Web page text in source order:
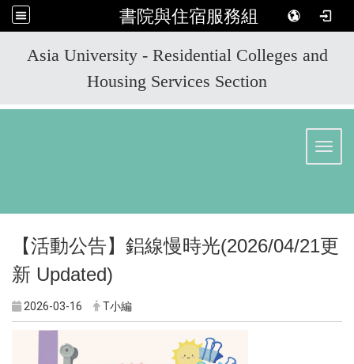
書院與住宿服務組
Asia University - Residential Colleges and
Housing Services Section
【活動公告】 鋁線慢時光(2026/04/21更
新 Updated)
2026-03-16 T小編